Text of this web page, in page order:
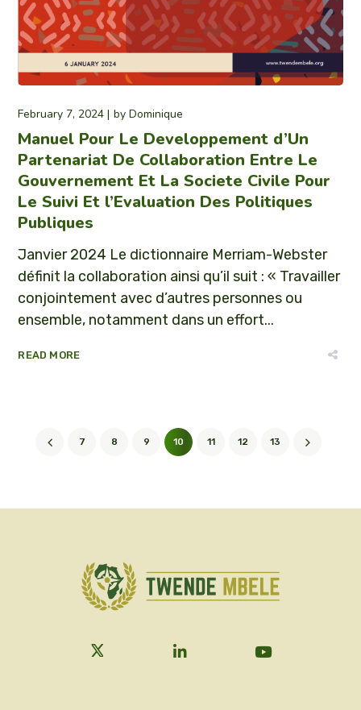
February 7, 2024 byDominique
Manuel Pour Le Developpement d’Un
Partenariat De Collaboration Entre Le
Gouvernement Et La Societe Civile Pour
Le Suivi Et l’Evaluation Des Politiques
Publiques
Janvier 2024 Le dictionnaire Merriam-Webster
définit la collaboration ainsi qu’il suit : « Travailler
conjointement avec d’autres personnes ou
ensemble, notamment dans un effort...
READ MORE
7 8 9 10 11 12 13